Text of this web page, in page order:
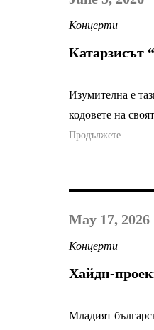
Концерти
Катарзисът
Изумителна е
кодовете на
Продължете
May 17, 2026
Концерти
Хайдн-
Младият